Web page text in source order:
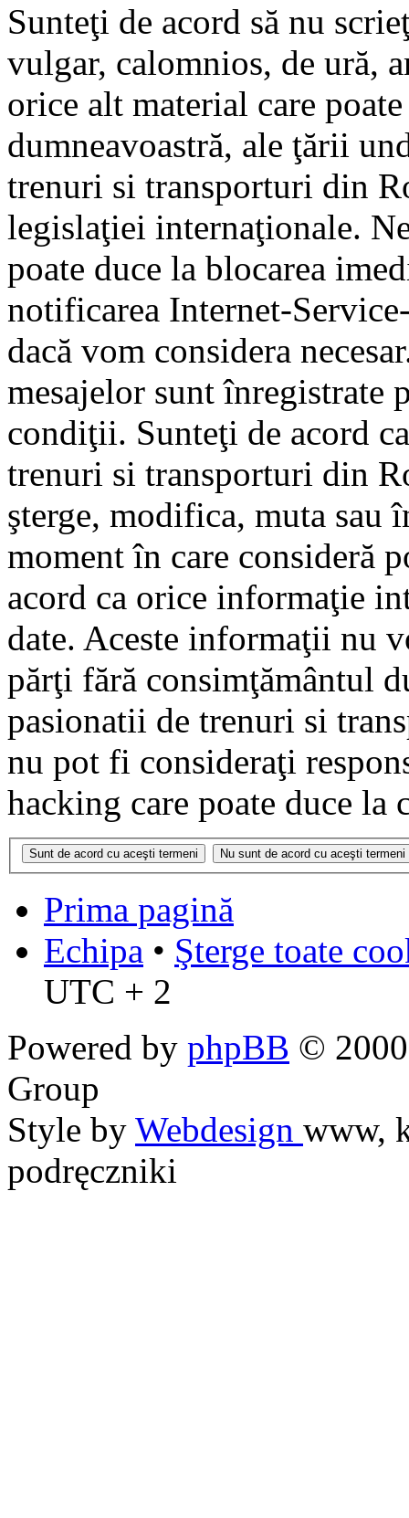
Sunteţi de acord să nu
vulgar, calomnios, de ură,
orice alt material care
dumneavoastră, ale ţării
trenuri si transporturi din
legislaţiei internaţionale.
poate duce la blocarea
notificarea Internet-
dacă vom considera
mesajelor sunt înregistrate
condiţii. Sunteţi de acord
trenuri si transporturi din
şterge, modifica, muta sau
moment în care consideră
acord ca orice informaţie
date. Aceste informaţii nu
părţi fără consimţământul
pasionatii de trenuri si
nu pot fi consideraţi
hacking care poate duce la
Prima pagină
Echipa • Şterge toate
UTC + 2
Powered by phpBB ©
Group
Style by Webdesign www,
podręczniki